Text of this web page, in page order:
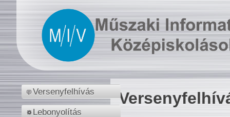
Versenyfelhívás
Lebonyolítás